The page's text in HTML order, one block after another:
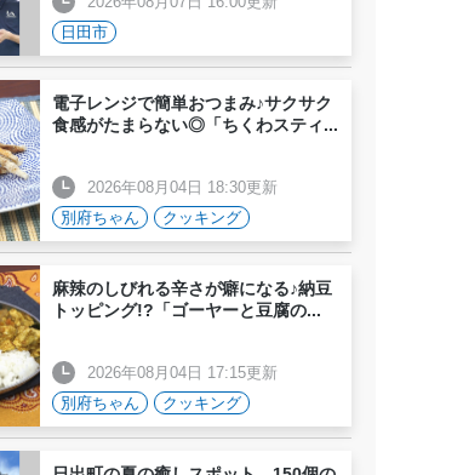
日田市
電子レンジで簡単おつまみ♪サクサク
食感がたまらない◎「ちくわスティ...
2026年08月04日 18:30更新
別府ちゃん
クッキング
麻辣のしびれる辛さが癖になる♪納豆
トッピング!?「ゴーヤーと豆腐の...
2026年08月04日 17:15更新
別府ちゃん
クッキング